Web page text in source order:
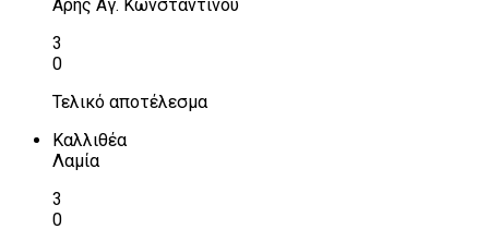
Άρης Αγ. Κωνσταντίνου
3
0
Τελικό αποτέλεσμα
Καλλιθέα
Λαμία
3
0